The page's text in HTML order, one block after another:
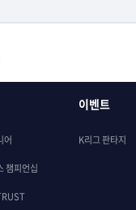
어
챔피언십
이벤트
K리그 판타지